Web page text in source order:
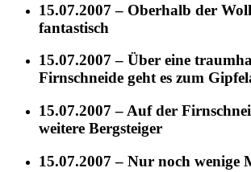
15.07.2007 – Oberhalb der
fantastisch
15.07.2007 – Über eine
Firnschneide geht es zum
15.07.2007 – Auf der
weitere Bergsteiger
15.07.2007 – Nur noch wenige